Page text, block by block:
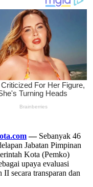
—Sebanyak 46
Jabatan Pimpinan
Kota (Pemko)
upaya evaluasi
secara transparan dan